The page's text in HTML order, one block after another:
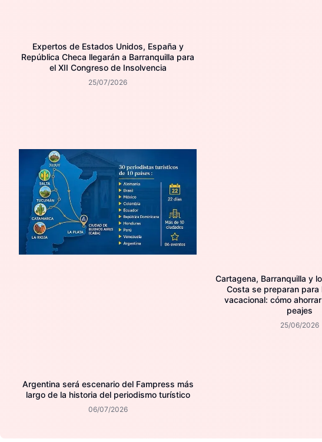
Expertos de Estados Unidos, España y
República Checa llegarán a Barranquilla para
el XII Congreso de Insolvencia
25/07/2026
Argentina será escenario del Fampress más
largo de la historia del periodismo turístico
06/07/2026
Cartagena, Barranquilla y
Costa se preparan para
vacacional: cómo
peajes
25/06/2026